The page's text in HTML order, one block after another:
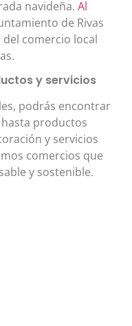
navideña. Al
de Rivas
comercio local
y servicios
podrás encontrar
productos
y servicios
comercios que
y sostenible.